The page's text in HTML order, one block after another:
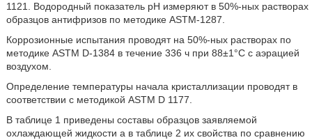
1121. Водородный показатель рН измеряют в 50%-ных растворах
образцов антифризов по методике ASTM-1287.
Коррозионные испытания проводят на 50%-ных растворах по
методике ASTM D-1384 в течение 336 ч при 88±1°C с аэрацией
воздухом.
Определение температуры начала кристаллизации проводят в
соответствии с методикой ASTM D 1177.
В таблице 1 приведены составы образцов заявляемой
охлаждающей жидкости а в таблице 2 их свойства по сравнению